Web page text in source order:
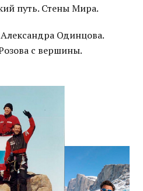
путь. Стены Мира.
Одинцова.
с вершины.